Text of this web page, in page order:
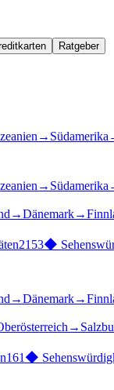
Ratgeber
→ Südamerika
→ Südamerika
→Dänemark→
2153◆
→Dänemark→
→
161 ◆